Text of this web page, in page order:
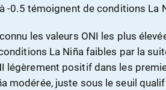
-0.5 témoignent de conditions La
les valeurs ONI les plus
La Niña faibles par la
légèrement positif dans les
modérée, juste sous le seuil